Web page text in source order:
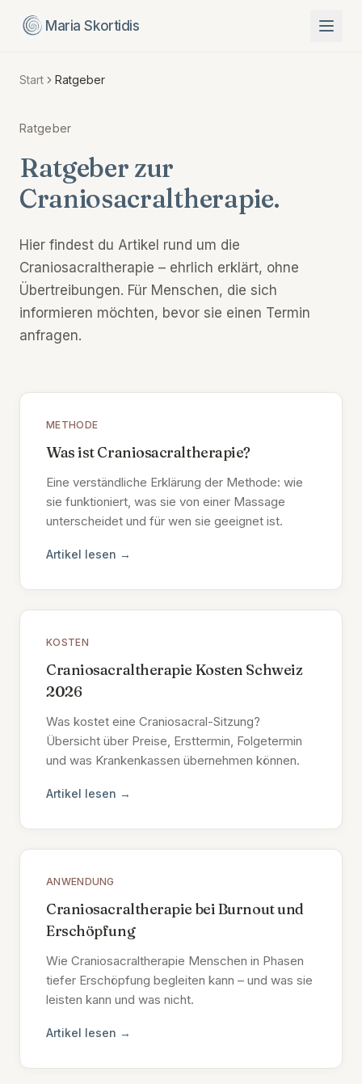
Maria Skortidis
Start Ratgeber
Ratgeber
Ratgeber zur
Craniosacraltherapie.
Hier findest du Artikel rund um die
Craniosacraltherapie – ehrlich erklärt, ohne
Übertreibungen. Für Menschen, die sich
informieren möchten, bevor sie einen Termin
anfragen.
METHODE
Was ist Craniosacraltherapie?
Eine verständliche Erklärung der Methode: wie
sie funktioniert, was sie von einer Massage
unterscheidet und für wen sie geeignet ist.
Artikel lesen →
KOSTEN
Craniosacraltherapie Kosten Schweiz
2026
Was kostet eine Craniosacral-Sitzung?
Übersicht über Preise, Ersttermin, Folgetermin
und was Krankenkassen übernehmen können.
Artikel lesen →
ANWENDUNG
Craniosacraltherapie bei Burnout und
Erschöpfung
Wie Craniosacraltherapie Menschen in Phasen
tiefer Erschöpfung begleiten kann – und was sie
leisten kann und was nicht.
Artikel lesen →